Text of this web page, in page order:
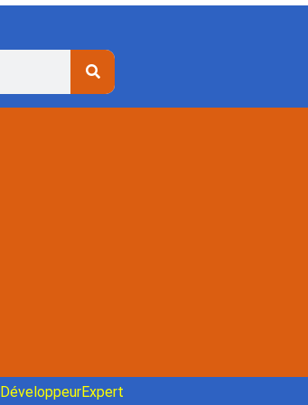
DéveloppeurExpert